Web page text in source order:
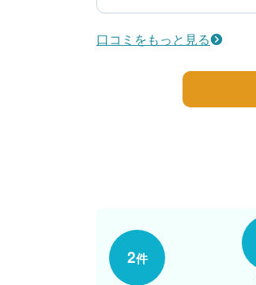
20代/男性/一戸建て
エリア：滋賀県甲賀市
口コミをもっと見る
2件